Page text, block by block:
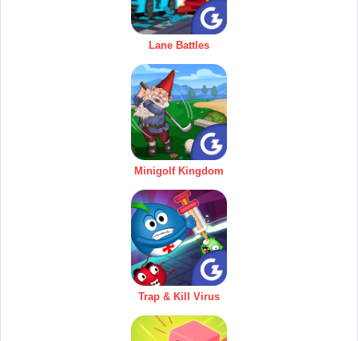
Lane Battles
Minigolf Kingdom
Trap & Kill Virus